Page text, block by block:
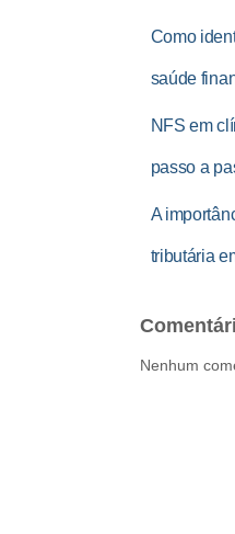
Como
saúde
NFS em
passo a
A
tributária
Nenhum